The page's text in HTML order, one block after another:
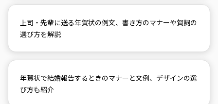
上司・先輩に送る年賀状の例文、書き方のマナーや賀詞の
選び方を解説
年賀状で結婚報告するときのマナーと文例、デザインの選
び方も紹介